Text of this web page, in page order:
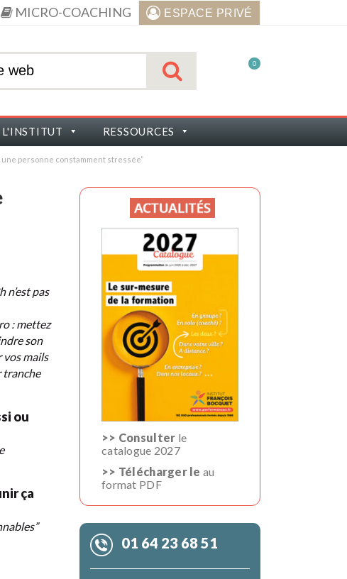
MICRO-COACHING ESPACE PRIVÉ
0
L'INSTITUT RESSOURCES
personne constamment stressée”
n’est pas
: mettez
son
vos mails
tranche
ou
ça
>> Consulter le
catalogue 2027
>> Télécharger le au
format PDF
01 64 23 68 51